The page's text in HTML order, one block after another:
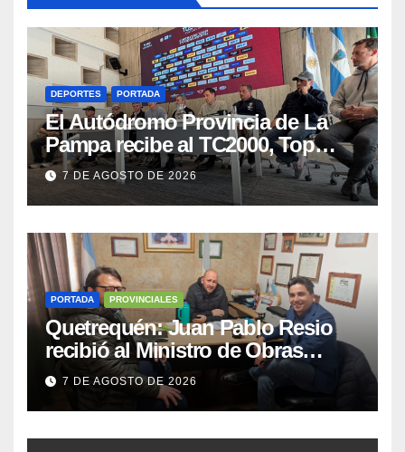
DEPORTES PORTADA
El Autódromo Provincia de La
Pampa recibe al TC2000, Top
Race y Fórmula Nacional este fin
de semana
7 DE AGOSTO DE 2026
PORTADA PROVINCIALES
Quetrequén: Juan Pablo Resio
recibió al Ministro de Obras
Públicas y al Presidente de
Vialidad para recorrer la ruta a
Villa Huidobro
7 DE AGOSTO DE 2026